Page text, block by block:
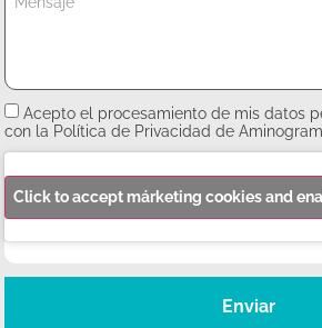
Acepto el procesamiento de mis datos
con la Política de Privacidad de
Click to accept márketing cookies and
Enviar